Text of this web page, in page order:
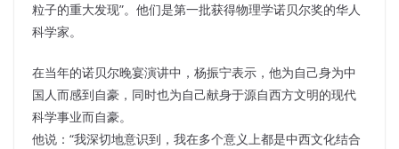
粒子的重大发现”。他们是第一批获得物理学诺贝尔奖的华人
科学家。
在当年的诺贝尔晚宴演讲中，杨振宁表示，他为自己身为中
国人而感到自豪，同时也为自己献身于源自西方文明的现代
科学事业而自豪。
他说：“我深切地意识到，我在多个意义上都是中西文化结合